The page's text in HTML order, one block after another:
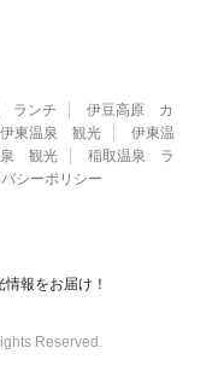
ランチ
伊豆高原 カ
伊東温泉 観光
伊東温
泉 観光
稲取温泉 ラ
シーポリシー
報をお届け！
Reserved.